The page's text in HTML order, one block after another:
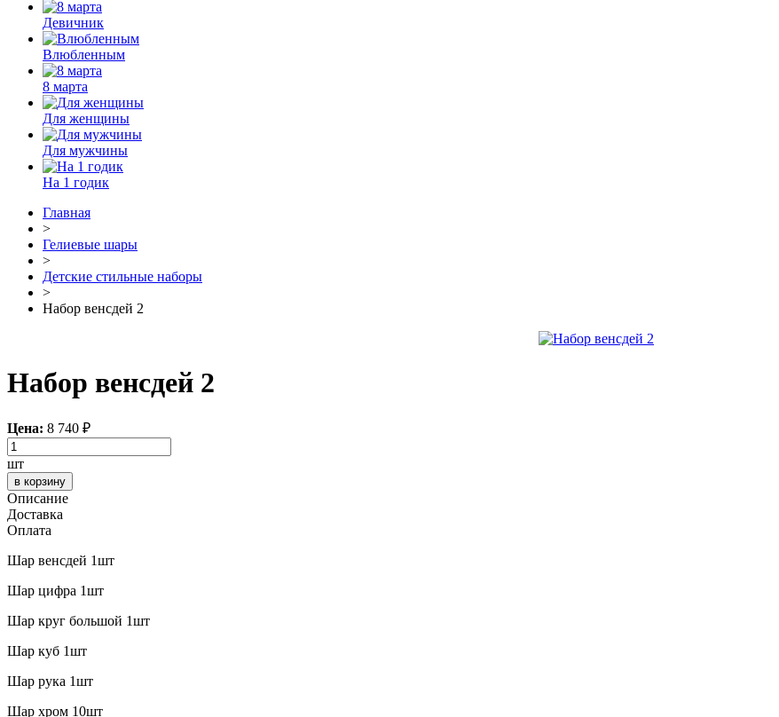
Девичник
Влюбленным
8 марта
Для женщины
Для мужчины
На 1 годик
Главная
>
Гелиевые шары
>
Детские стильные наборы
>
Набор венсдей 2
Набор венсдей 2
Цена: 8 740 ₽
шт
в корзину
Описание
Доставка
Оплата
Шар венсдей 1шт
Шар цифра 1шт
Шар круг большой 1шт
Шар куб 1шт
Шар рука 1шт
Шар хром 10шт